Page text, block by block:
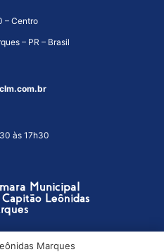
– Centro
– PR – Brasil
às 17h30
Marques